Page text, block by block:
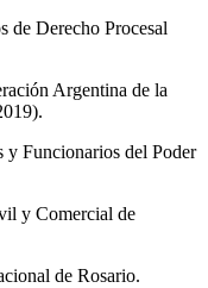
de Derecho Procesal
Argentina de la
y Funcionarios del Poder
y Comercial de
de Rosario.